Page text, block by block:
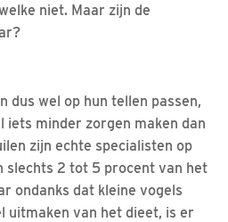
niet. Maar zijn de
dus wel op hun tellen passen,
iets minder zorgen maken dan
zijn echte specialisten op
slechts 2 tot 5 procent van het
ondanks dat kleine vogels
uitmaken van het dieet, is er